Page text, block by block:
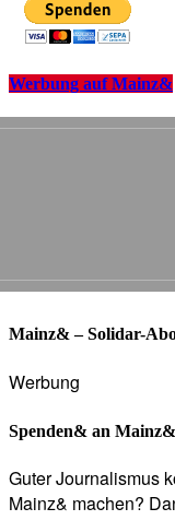
Werbung auf Mainz&
Mainz& – Solidar-
Werbung
Spenden& an Mainz&
Guter Journalismus
Mainz& machen?